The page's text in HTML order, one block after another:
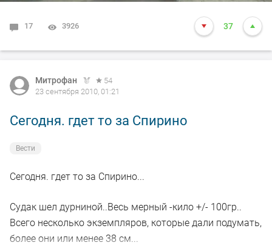
17 3926 37
Митрофан
54
23 сентября 2010, 01:21
Сегодня. гдет то за Спирино
Вести
Сегодня. гдет то за Спирино...
Судак шел дурниной..Весь мерный -кило +/- 100гр..
Всего несколько экземпляров, которые дали подумать,
более они или менее 38 см...